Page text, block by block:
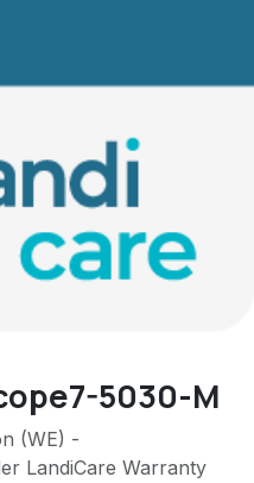
5030-M
(WE) -
LandiCare Warranty